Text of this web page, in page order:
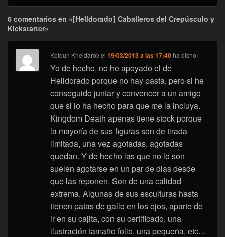
6 comentarios en «[Helldorado] Caballeros del Crepúsculo y
Kickstarter»
Koldun Kheldarovel19/03/2013 a las 17:40 ha dicho:
Yo de hecho, no he apoyado el de
Helldorado porque no hay pasta, pero si he
conseguido juntar y convencer a un amigo
que si lo ha hecho para que me la incluya.
Kingdom Death apenas tiene stock porque
la mayoría de sus figuras son de tirada
limitada, una vez agotadas, agotadas
quedan. Y de hecho las que no lo son
suelen agotarse en un par de dias desde
que las reponen. Son de una calidad
extrema. Algunas de sus esculturas hasta
tienen patas de gallo en los ojos, aparte de
ir en su cajita, con su certificado, una
ilustración tamaño folio, una pequeña, etc…